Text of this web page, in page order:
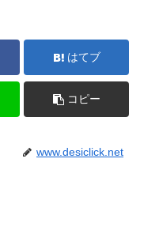
はてブ
コピー
www.desiclick.net